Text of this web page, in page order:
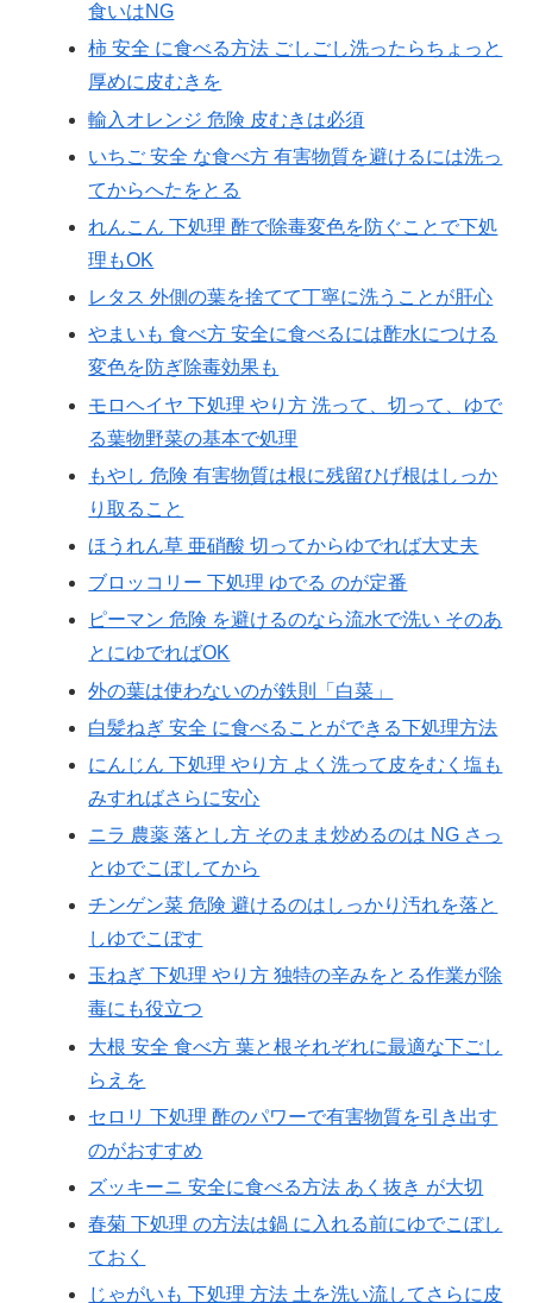
食いはNG
柿 安全 に食べる方法 ごしごし洗ったらちょっと
厚めに皮むきを
輸入オレンジ 危険 皮むきは必須
いちご 安全 な食べ方 有害物質を避けるには洗っ
てからへたをとる
れんこん 下処理 酢で除毒変色を防ぐことで下処
理もOK
レタス 外側の葉を捨てて丁寧に洗うことが肝心
やまいも 食べ方 安全に食べるには酢水につける
変色を防ぎ除毒効果も
モロヘイヤ 下処理 やり方 洗って、切って、ゆで
る葉物野菜の基本で処理
もやし 危険 有害物質は根に残留ひげ根はしっか
り取ること
ほうれん草 亜硝酸 切ってからゆでれば大丈夫
ブロッコリー 下処理 ゆでる のが定番
ピーマン 危険 を避けるのなら流水で洗い そのあ
とにゆでればOK
外の葉は使わないのが鉄則「白菜」
白髪ねぎ 安全 に食べることができる下処理方法
にんじん 下処理 やり方 よく洗って皮をむく塩も
みすればさらに安心
ニラ 農薬 落とし方 そのまま炒めるのは NG さっ
とゆでこぼしてから
チンゲン菜 危険 避けるのはしっかり汚れを落と
しゆでこぼす
玉ねぎ 下処理 やり方 独特の辛みをとる作業が除
毒にも役立つ
大根 安全 食べ方 葉と根それぞれに最適な下ごし
らえを
セロリ 下処理 酢のパワーで有害物質を引き出す
のがおすすめ
ズッキーニ 安全に食べる方法 あく抜き が大切
春菊 下処理 の方法は鍋 に入れる前にゆでこぼし
ておく
じゃがいも 下処理 方法 土を洗い流してさらに皮